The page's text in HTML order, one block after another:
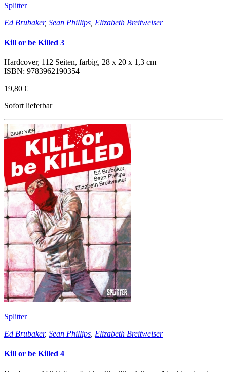
Splitter
Ed Brubaker, Sean Phillips Elizabeth Breitweiser
Kill or be Killed 3
Hardcover, 112 Seiten, farbig, 28 x 20 x 1,3 cm
ISBN: 9783962190354
19,80 €
Sofort lieferbar
Splitter
Ed Brubaker, Sean Phillips Elizabeth Breitweiser
Kill or be Killed 4